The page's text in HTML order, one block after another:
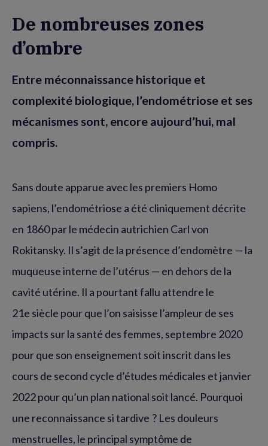
De nombreuses zones
d’ombre
Entre méconnaissance historique et
complexité biologique, l’endométriose et ses
mécanismes sont, encore aujourd’hui, mal
compris.
Sans doute apparue avec les premiers Homo
sapiens, l’endométriose a été cliniquement décrite
en 1860 par le médecin autrichien Carl von
Rokitansky. Il s’agit de la présence d’endomètre — la
muqueuse interne de l’utérus — en dehors de la
cavité utérine. Il a pourtant fallu attendre le
21e siècle pour que l’on saisisse l’ampleur de ses
impacts sur la santé des femmes, septembre 2020
pour que son enseignement soit inscrit dans les
cours de second cycle d’études médicales et janvier
2022 pour qu’un plan national soit lancé. Pourquoi
une reconnaissance si tardive ? Les douleurs
menstruelles, le principal symptôme de